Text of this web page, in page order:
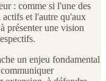
: comme si l'une des
et l'autre qu'aux
présenter une vision
un enjeu fondamental